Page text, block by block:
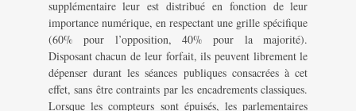
supplémentaire leur est distribué en fonction de leur
importance numérique, en respectant une grille spécifique
(60% pour l’opposition, 40% pour la majorité).
Disposant chacun de leur forfait, ils peuvent librement le
dépenser durant les séances publiques consacrées à cet
effet, sans être contraints par les encadrements classiques.
Lorsque les compteurs sont épuisés, les parlementaires